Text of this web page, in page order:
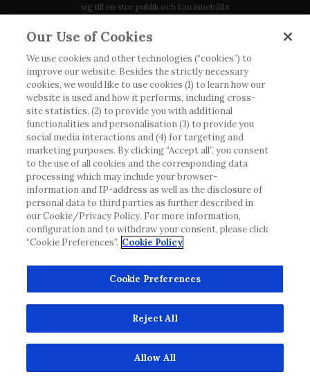
sig till en stor publik och kan innehålla
tillgänglig eller giltig i ditt land. Vänligen observera
att vi inte tar något ansvar för information som
eventuellt inte uppfyller någon gällande rättslig
process, förordning, registrering eller användning i
landet där du bor.
Roche har inte alltid möjlighet att kvalitetssäkra
andras inlägg, men kommer att ta bort vilseledande
eller olämpliga inlägg i möjligaste mån. Vi har inget
ansvar för innehållet på externa webbplatser som
det länkas till. Kopiering av material från denna
webbplats för användning någon annanstans är inte
tillåtet utan överenskommelse. Webbplatsen säljer
biverkningar eller produktklagomål. Kontakta
kundtjänst för att rapportera en händelse.
© 2022, Roche Diabetes Care. Med ensamrätt.
Our Use of Cookies
We use cookies and other technologies (“cookies”) to
improve our website. Besides the strictly necessary
cookies, we would like to use cookies (1) to learn how our
website is used and how it performs, including cross-
site statistics, (2) to provide you with additional
functionalities and personalisation (3) to provide you
social media interactions and (4) for targeting and
marketing purposes. By clicking “Accept all”, you consent
to the use of all cookies and the corresponding data
processing which may include your browser-
information and IP-address as well as the disclosure of
personal data to third parties as further described in
our Cookie/Privacy Policy. For more information,
configuration and to withdraw your consent, please click
“Cookie Preferences”. Cookie Policy
Cookie Preferences
Reject All
Allow All